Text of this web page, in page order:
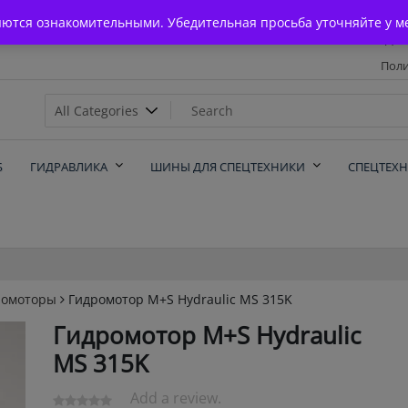
ознакомительными. Убедительная просьба уточняйте у
ГИДРАВЛИКА ШИНЫ ДЛЯ СПЕЦТЕХНИКИ
Гидромотор M+S Hydraulic MS 315K
Гидромотор M+S Hydraulic
MS 315K
Add a review.